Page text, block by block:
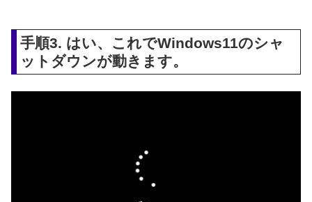
手順3. はい、これでWindows11のシャ
ットダウンが動きます。